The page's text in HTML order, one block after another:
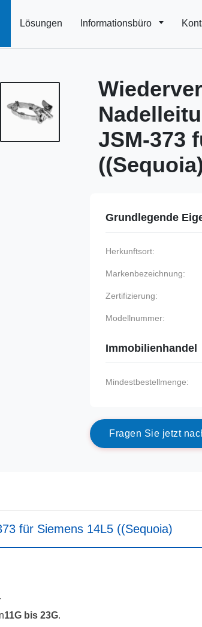
Lösungen Informationsbüro
JSM-373
Grundlegende
Herkunftsort:
Markenbezeichnung:
Zertifizierung:
Modellnummer:
Immobilienhandel
Mindestbestellmenge:
Fragen Sie jetzt nac
für Siemens 14L5 ((Sequoia)
11G bis 23G.